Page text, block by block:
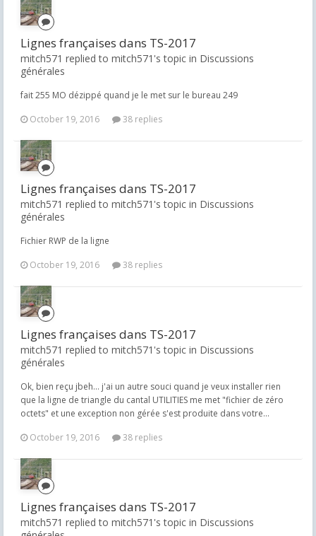
Lignes françaises dans TS-2017
mitch571 replied to mitch571's topic in Discussions
générales
fait 255 MO dézippé quand je le met sur le bureau 249
October 19, 2016
38 replies
Lignes françaises dans TS-2017
mitch571 replied to mitch571's topic in Discussions
générales
Fichier RWP de la ligne
October 19, 2016
38 replies
Lignes françaises dans TS-2017
mitch571 replied to mitch571's topic in Discussions
générales
Ok, bien reçu jbeh... j'ai un autre souci quand je veux installer rien
que la ligne de triangle du cantal UTILITIES me met "fichier de zéro
octets" et une exception non gérée s'est produite dans votre...
October 19, 2016
38 replies
Lignes françaises dans TS-2017
mitch571 replied to mitch571's topic in Discussions